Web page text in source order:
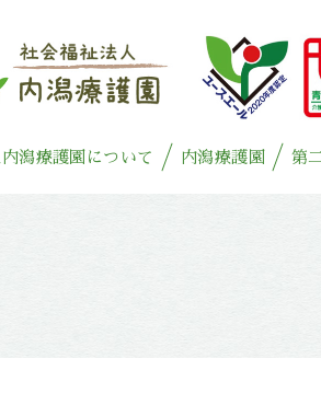
潟療護園について 内潟療護園 第